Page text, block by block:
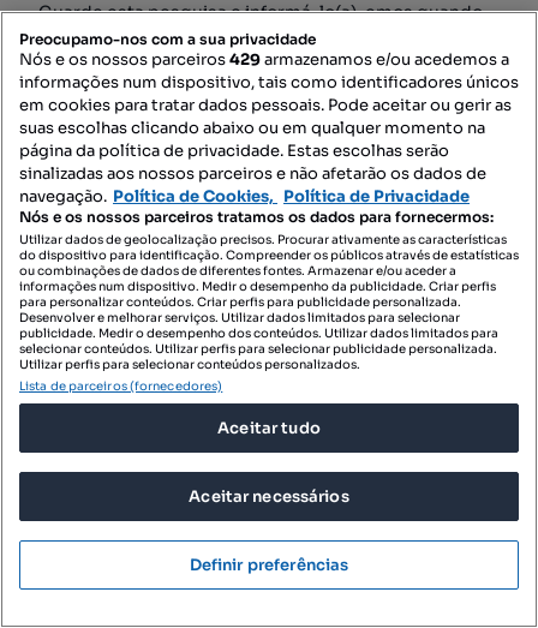
Guarde esta pesquisa e informá-lo(a)-emos quando
aparecerem novos anúncios coincidentes.
ID de pesquisa ID de pesquisa
Preocupamo-nos com a sua privacidade
Nós e os nossos parceiros429armazenamos e/ou acedemos a
informações num dispositivo, tais como identificadores únicos
em cookies para tratar dados pessoais. Pode aceitar ou gerir as
suas escolhas clicando abaixo ou em qualquer momento na
página da política de privacidade. Estas escolhas serão
sinalizadas aos nossos parceiros e não afetarão os dados de
navegação. Política de Cookies, Política de Privacidade
Nós e os nossos parceiros tratamos os dados para fornecermos:
Utilizar dados de geolocalização precisos. Procurar ativamente as características
do dispositivo para identificação. Compreender os públicos através de estatísticas
ou combinações de dados de diferentes fontes. Armazenar e/ou aceder a
informações num dispositivo. Medir o desempenho da publicidade. Criar perfis
para personalizar conteúdos. Criar perfis para publicidade personalizada.
Desenvolver e melhorar serviços. Utilizar dados limitados para selecionar
publicidade. Medir o desempenho dos conteúdos. Utilizar dados limitados para
selecionar conteúdos. Utilizar perfis para selecionar publicidade personalizada.
Utilizar perfis para selecionar conteúdos personalizados.
Lista de parceiros (fornecedores)
Aceitar tudo
Aceitar necessários
Definir preferências